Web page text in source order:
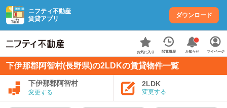
ニフティ不動産
賃貸アプリ
ダウンロード
お気に入り 閲覧履歴 お知らせ マイページ
下伊那郡阿智村(長野県)の2LDKの賃貸物件一覧
下伊那郡阿智村
変更する
2LDK
変更する